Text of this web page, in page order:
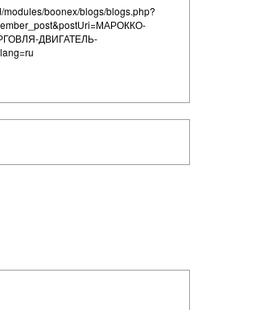
modules/boonex/blogs/blogs.php?
ДВИГАТЕЛЬ-